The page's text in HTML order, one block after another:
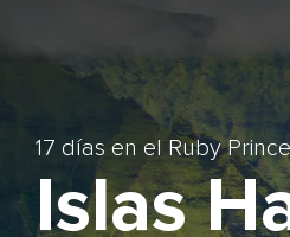
17 días en el Ruby
Islas